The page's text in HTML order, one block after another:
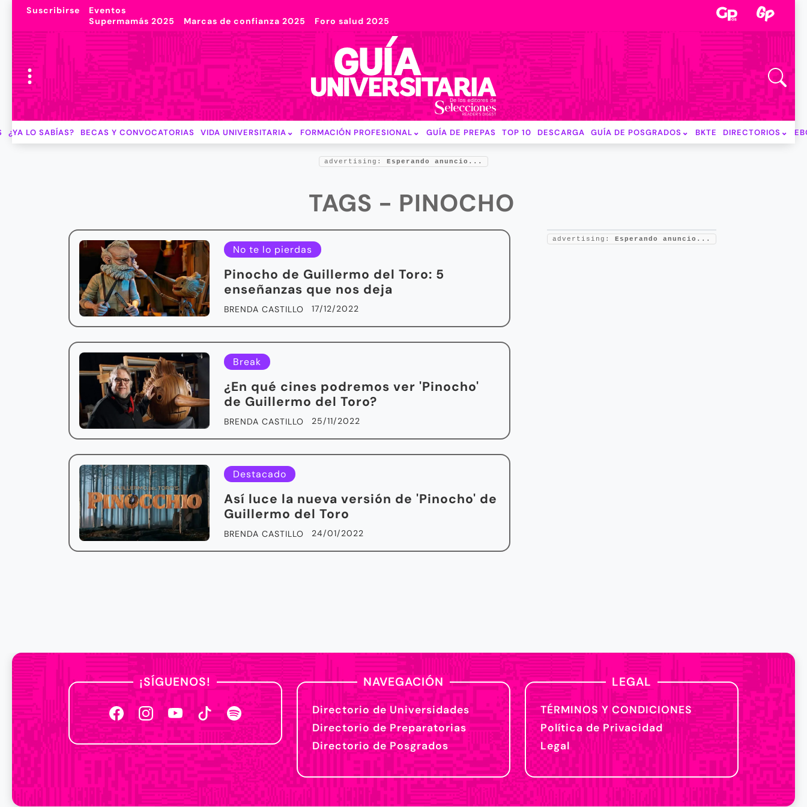
Suscribirse
Eventos
Supermamás 2025
Marcas de confianza 2025 Foro salud 2025
¿YA LO SABÍAS? BECAS Y CONVOCATORIAS VIDA UNIVERSITARIA FORMACIÓN PROFESIONAL GUÍA DE PREPAS TOP 10 DESCARGA GUÍA DE POSGRADOS BKTE DIRECTORIOS
advertising: Esperando anuncio...
TAGS - PINOCHO
No te lo pierdas
Pinocho de Guillermo del Toro: 5
enseñanzas que nos deja
BRENDA CASTILLO 17/12/2022
Break
¿En qué cines podremos ver 'Pinocho'
de Guillermo del Toro?
BRENDA CASTILLO 25/11/2022
Destacado
Así luce la nueva versión de 'Pinocho' de
Guillermo del Toro
BRENDA CASTILLO 24/01/2022
advertising: Esperando anuncio...
¡SÍGUENOS! NAVEGACIÓN
Directorio de Universidades
Directorio de Preparatorias
Directorio de Posgrados
LEGAL
TÉRMINOS Y CONDICIONES
Política de Privacidad
Legal